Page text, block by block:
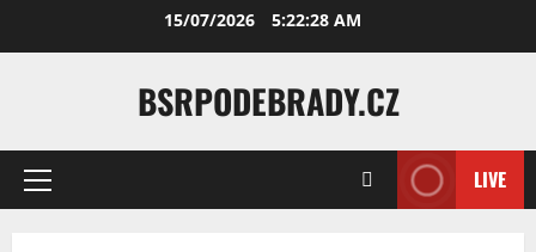
15/07/2026 5:22:29 AM
BSRPODEBRADY.CZ
Primary
LIVE